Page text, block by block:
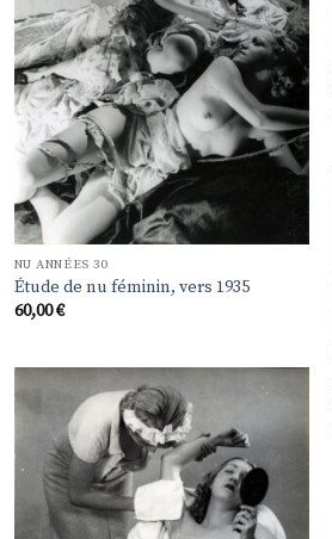
NU ANNÉES 30
Étude de nu féminin, vers 1935
60,00€
Ajouter
liste de
souhaits